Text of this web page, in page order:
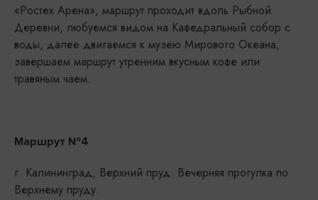
«Ростех Арена», маршрут проходит вдоль Рыбной
Деревни, любуемся видом на Кафедральный собор с
воды, далее двигаемся к музею Мирового Океана,
завершаем маршрут утренним вкусным кофе или
травяным чаем.
Маршрут №4
г. Калининград, Верхний пруд. Вечерняя прогулка по
Верхнему пруду.